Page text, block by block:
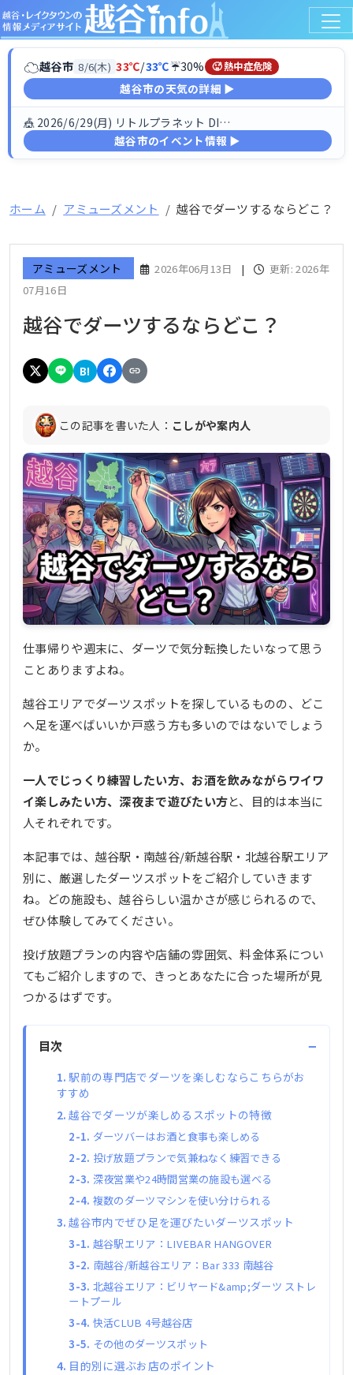
☁越谷市 8/6(木) 33℃/33℃☔30% 🥵 熱中症危険
越谷市の天気の詳細 ▶
🎪 2026/6/29(月) リトルプラネット DINO FESTIV…
越谷市のイベント情報 ▶
ホーム アミューズメント 越谷でダーツするならどこ？
アミューズメント 2026年06月13日 |
更新: 2026年
07月16日
越谷でダーツするならどこ？
B!
この記事を書いた人： こしがや案内人
仕事帰りや週末に、ダーツで気分転換したいなって思う
ことありますよね。
越谷エリアでダーツスポットを探しているものの、どこ
へ足を運べばいいか戸惑う方も多いのではないでしょう
か。
一人でじっくり練習したい方、お酒を飲みながらワイワ
イ楽しみたい方、深夜まで遊びたい方と、目的は本当に
人それぞれです。
本記事では、越谷駅・南越谷/新越谷駅・北越谷駅エリア
別に、厳選したダーツスポットをご紹介していきます
ね。どの施設も、越谷らしい温かさが感じられるので、
ぜひ体験してみてください。
投げ放題プランの内容や店舗の雰囲気、料金体系につい
てもご紹介しますので、きっとあなたに合った場所が見
つかるはずです。
目次 −
駅前の専門店でダーツを楽しむならこちらがお
すすめ
越谷でダーツが楽しめるスポットの特徴
ダーツバーはお酒と食事も楽しめる
投げ放題プランで気兼ねなく練習できる
深夜営業や24時間営業の施設も選べる
複数のダーツマシンを使い分けられる
越谷市内でぜひ足を運びたいダーツスポット
越谷駅エリア：LIVEBAR HANGOVER
南越谷/新越谷エリア：Bar 333 南越谷
北越谷エリア：ビリヤード&amp;ダーツ ストレ
ートプール
快活CLUB 4号越谷店
その他のダーツスポット
目的別に選ぶお店のポイント